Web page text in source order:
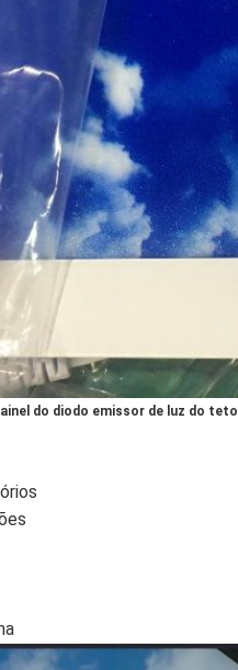
do diodo emissor de luz do teto